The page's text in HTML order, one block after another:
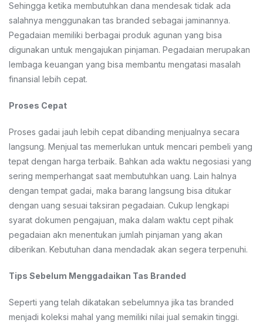
Sehingga ketika membutuhkan dana mendesak tidak ada
salahnya menggunakan tas branded sebagai jaminannya.
Pegadaian memiliki berbagai produk agunan yang bisa
digunakan untuk mengajukan pinjaman. Pegadaian merupakan
lembaga keuangan yang bisa membantu mengatasi masalah
finansial lebih cepat.
Proses Cepat
Proses gadai jauh lebih cepat dibanding menjualnya secara
langsung. Menjual tas memerlukan untuk mencari pembeli yang
tepat dengan harga terbaik. Bahkan ada waktu negosiasi yang
sering memperhangat saat membutuhkan uang. Lain halnya
dengan tempat gadai, maka barang langsung bisa ditukar
dengan uang sesuai taksiran pegadaian. Cukup lengkapi
syarat dokumen pengajuan, maka dalam waktu cept pihak
pegadaian akn menentukan jumlah pinjaman yang akan
diberikan. Kebutuhan dana mendadak akan segera terpenuhi.
Tips Sebelum Menggadaikan Tas Branded
Seperti yang telah dikatakan sebelumnya jika tas branded
menjadi koleksi mahal yang memiliki nilai jual semakin tinggi.